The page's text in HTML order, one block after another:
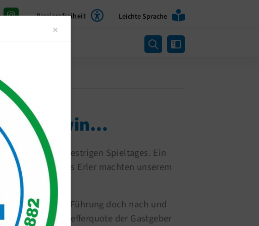
Barrierefreiheit Leichte Sprache
to win…
des gestrigen Spieltages. Ein
von Markus Erler machten unserem
Start noch in Führung doch nach und
eine hohe Trefferquote der Gastgeber
×